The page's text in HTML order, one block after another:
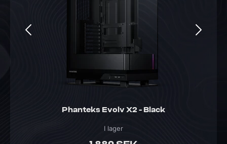
Phanteks Evolv X2 - Black
I lager